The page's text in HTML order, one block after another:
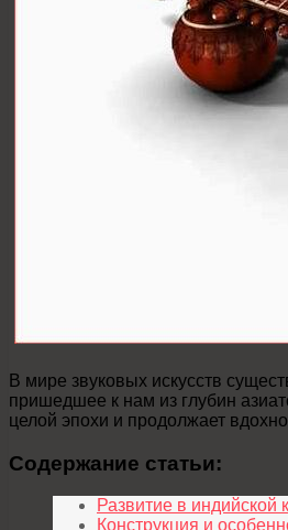
В мире звуковых искусств
пришедшее к нам из глубин
целой эпохи и продолжает
Содержание статьи:
Развитие в индийской
Конструкция и